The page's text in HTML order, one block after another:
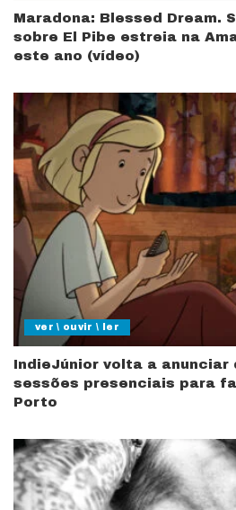
Maradona: Blessed Dream.
sobre El Pibe estreia na
este ano (vídeo)
ver \ ouvir \ ler
IndieJúnior volta a anunciar
sessões presenciais para
Porto